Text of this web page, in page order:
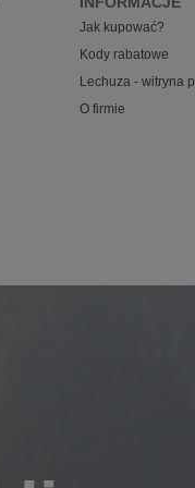
Jak kupować?
Kody rabatowe
Lechuza - witryna
O firmie